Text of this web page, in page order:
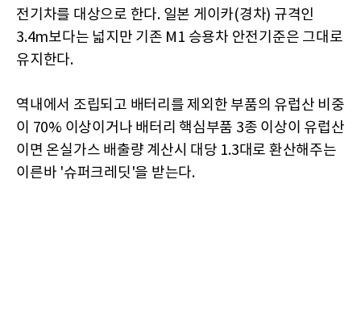
전기차를 대상으로 한다. 일본 게이카(경차) 규격인
3.4m보다는 넓지만 기존 M1 승용차 안전기준은 그대로
유지한다.
역내에서 조립되고 배터리를 제외한 부품의 유럽산 비중
이 70% 이상이거나 배터리 핵심부품 3종 이상이 유럽산
이면 온실가스 배출량 계산시 대당 1.3대로 환산해주는
이른바 '슈퍼크레딧'을 받는다.